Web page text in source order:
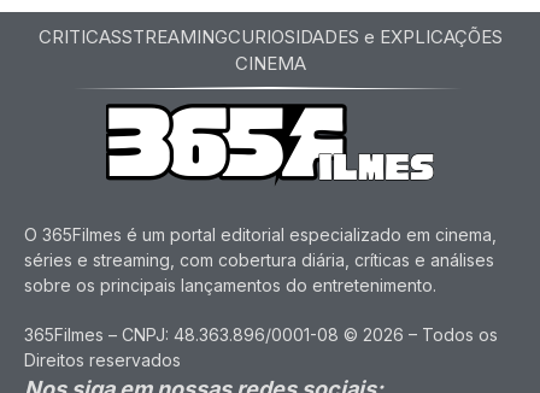
CRITICASSTREAMINGCURIOSIDADES e EXPLICAÇÕES
CINEMA
O 365Filmes é um portal editorial especializado em cinema,
séries e streaming, com cobertura diária, críticas e análises
sobre os principais lançamentos do entretenimento.
365Filmes – CNPJ: 48.363.896/0001-08 © 2026 – Todos os
Direitos reservados